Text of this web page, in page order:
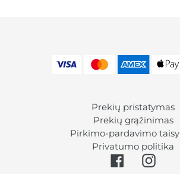
Mokėjimo
būdai
Prekių pristatymas
Prekių grąžinimas
Pirkimo-pardavimo
Privatumo politika
Facebook